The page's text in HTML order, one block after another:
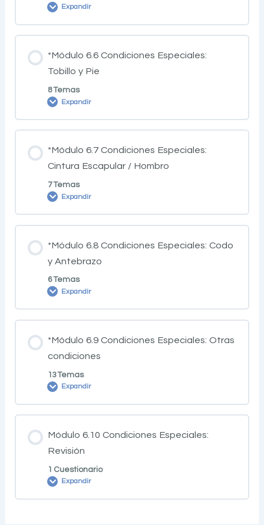
Expandir
*Módulo 6.6 Condiciones Especiales:
Tobillo y Pie
8 Temas
Expandir
*Módulo 6.7 Condiciones Especiales:
Cintura Escapular / Hombro
7 Temas
Expandir
*Módulo 6.8 Condiciones Especiales: Codo
y Antebrazo
6 Temas
Expandir
*Módulo 6.9 Condiciones Especiales: Otras
condiciones
13 Temas
Expandir
Módulo 6.10 Condiciones Especiales:
Revisión
1 Cuestionario
Expandir